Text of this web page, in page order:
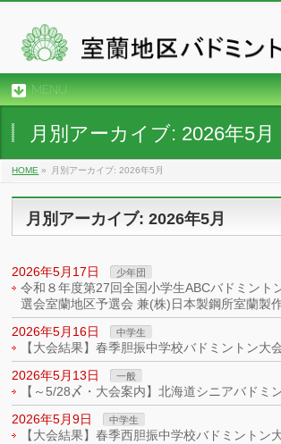
MENU
月別アーカイブ: 2026年5月
HOME » 月別アーカイブ: 2026年5月
月別アーカイブ: 2026年5月
2026年5月17日 少年団
令和８年度第27回全国小学生ABCバドミント
選会室蘭地区予選会 兼(株)日本製鋼所室蘭製
2026年5月16日
中学生
【大会結果】春季胆振中学校バドミントン大
2026年5月13日
一般
【～5/28〆・大会案内】北海道シニアバドミ
2026年5月9日
中学生
【大会結果】春季西胆振中学校バドミントン